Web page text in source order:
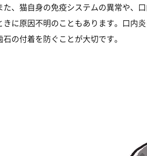
た、猫自身の免疫システムの異常や、
きに原因不明のこともあります。口内
石の付着を防ぐことが大切です。